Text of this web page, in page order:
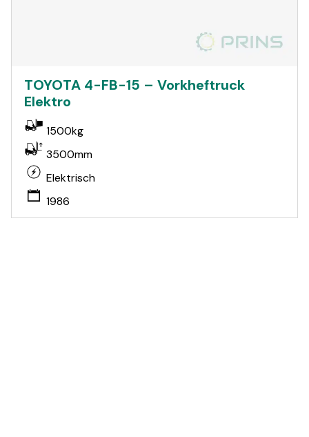
TOYOTA 4-FB-15 – Vorkheftruck
Elektro
1500kg
3500mm
Elektrisch
1986